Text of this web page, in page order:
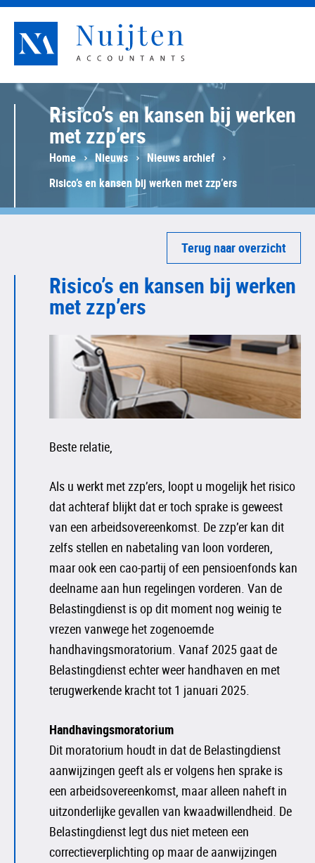
Nuijten Accountants
Risico’s en kansen bij werken
met zzp’ers
Home Nieuws
Nieuws archief
Risico’s en kansen bij werken met zzp’ers
Terug naar overzicht
Risico’s en kansen bij werken
met zzp’ers
Beste relatie,
Als u werkt met zzp’ers, loopt u mogelijk het risico
dat achteraf blijkt dat er toch sprake is geweest
van een arbeidsovereenkomst. De zzp’er kan dit
zelfs stellen en nabetaling van loon vorderen,
maar ook een cao-partij of een pensioenfonds kan
deelname aan hun regelingen vorderen. Van de
Belastingdienst is op dit moment nog weinig te
vrezen vanwege het zogenoemde
handhavingsmoratorium. Vanaf 2025 gaat de
Belastingdienst echter weer handhaven en met
terugwerkende kracht tot 1 januari 2025.
Handhavingsmoratorium
Dit moratorium houdt in dat de Belastingdienst
aanwijzingen geeft als er volgens hen sprake is
een arbeidsovereenkomst, maar alleen naheft in
uitzonderlijke gevallen van kwaadwillendheid. De
Belastingdienst legt dus niet meteen een
correctieverplichting op maar de aanwijzingen